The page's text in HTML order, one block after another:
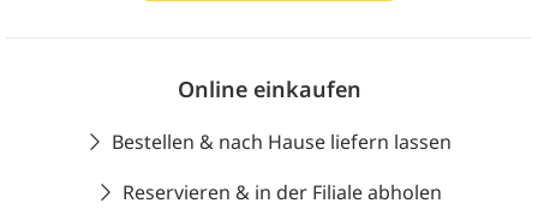
Online einkaufen
Bestellen & nach Hause liefern lassen
Reservieren & in der Filiale abholen